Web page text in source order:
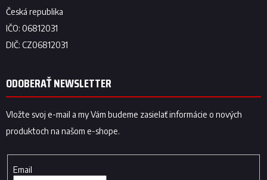
ODOBERAŤ NEWSLETTER
Vložte svoj e-mail a my Vám budeme zasielať informácie o nových
produktoch na našom e-shope.
Email